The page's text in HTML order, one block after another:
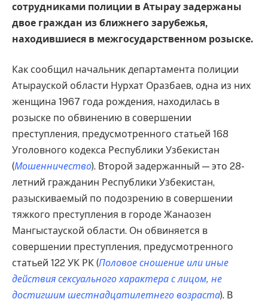
сотрудниками полиции в Атырау задержаны
двое граждан из ближнего зарубежья,
находившиеся в межгосударственном розыске.
Как сообщил начальник департамента полиции
Атырауской области Нурхат Оразбаев, одна из них
женщина 1967 года рождения, находилась в
розыске по обвинению в совершении
преступления, предусмотренного статьей 168
Уголовного кодекса Республики Узбекистан
(Мошенничество). Второй задержанный — это 28-
летний гражданин Республики Узбекистан,
разыскиваемый по подозрению в совершении
тяжкого преступления в городе Жанаозен
Мангыстауской области. Он обвиняется в
совершении преступления, предусмотренного
статьей 122 УК РК (Половое сношение или иные
действия сексуального характера с лицом, не
достигшим шестнадцатилетнего возраста). В